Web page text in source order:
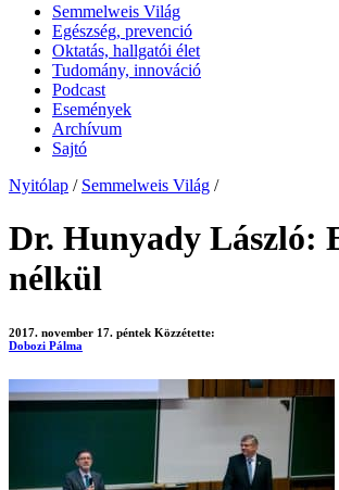
Semmelweis Világ
Egészség, prevenció
Oktatás, hallgatói élet
Tudomány, innováció
Podcast
Események
Archívum
Sajtó
Nyitólap / Semmelweis Világ /
Dr. Hunyady László:
nélkül
2017. november 17. péntek Közzétette:
Dobozi Pálma